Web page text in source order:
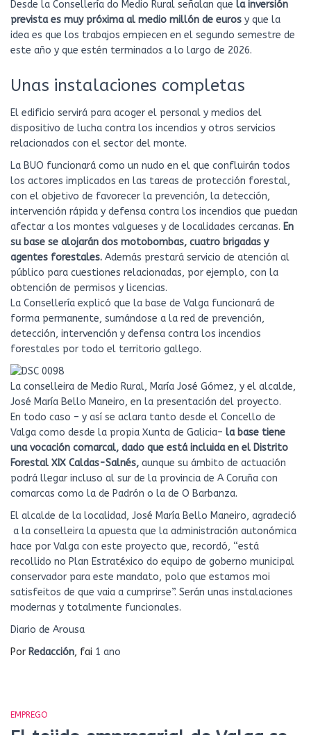
Desde la Consellería do Medio Rural señalan que la inversión
prevista es muy próxima al medio millón de euros y que la
idea es que los trabajos empiecen en el segundo semestre de
este año y que estén terminados a lo largo de 2026.
Unas instalaciones completas
El edificio servirá para acoger el personal y medios del
dispositivo de lucha contra los incendios y otros servicios
relacionados con el sector del monte.
La BUO funcionará como un nudo en el que confluirán todos
los actores implicados en las tareas de protección forestal,
con el objetivo de favorecer la prevención, la detección,
intervención rápida y defensa contra los incendios que puedan
afectar a los montes valgueses y de localidades cercanas. En
su base se alojarán dos motobombas, cuatro brigadas y
agentes forestales. Además prestará servicio de atención al
público para cuestiones relacionadas, por ejemplo, con la
obtención de permisos y licencias.
La Consellería explicó que la base de Valga funcionará de
forma permanente, sumándose a la red de prevención,
detección, intervención y defensa contra los incendios
forestales por todo el territorio gallego.
La conselleira de Medio Rural, María José Gómez, y el alcalde,
José María Bello Maneiro, en la presentación del proyecto.
En todo caso – y así se aclara tanto desde el Concello de
Valga como desde la propia Xunta de Galicia– la base tiene
una vocación comarcal, dado que está incluida en el Distrito
Forestal XIX Caldas-Salnés, aunque su ámbito de actuación
podrá llegar incluso al sur de la provincia de A Coruña con
comarcas como la de Padrón o la de O Barbanza.
El alcalde de la localidad, José María Bello Maneiro, agradeció
a la conselleira la apuesta que la administración autonómica
hace por Valga con este proyecto que, recordó, “está
recollido no Plan Estratéxico do equipo de goberno municipal
conservador para este mandato, polo que estamos moi
satisfeitos de que vaia a cumprirse”. Serán unas instalaciones
modernas y totalmente funcionales.
Diario de Arousa
Por Redacción, fai 1 ano
EMPREGO